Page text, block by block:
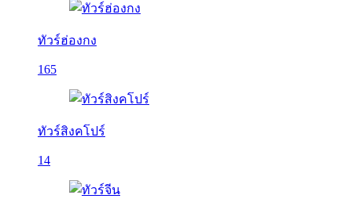
ทัวร์ฮ่องกง
165
ทัวร์สิงคโปร์
14